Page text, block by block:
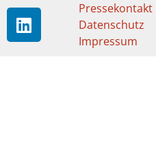
Pressekontakt
Datenschutz
Impressum